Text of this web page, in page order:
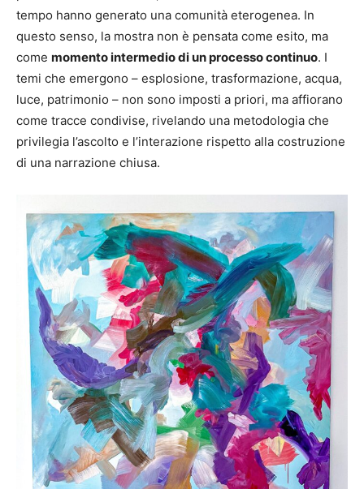
tempo hanno generato una comunità eterogenea. In
questo senso, la mostra non è pensata come esito, ma
come momento intermedio di un processo continuo. I
temi che emergono – esplosione, trasformazione, acqua,
luce, patrimonio – non sono imposti a priori, ma affiorano
come tracce condivise, rivelando una metodologia che
privilegia l’ascolto e l’interazione rispetto alla costruzione
di una narrazione chiusa.